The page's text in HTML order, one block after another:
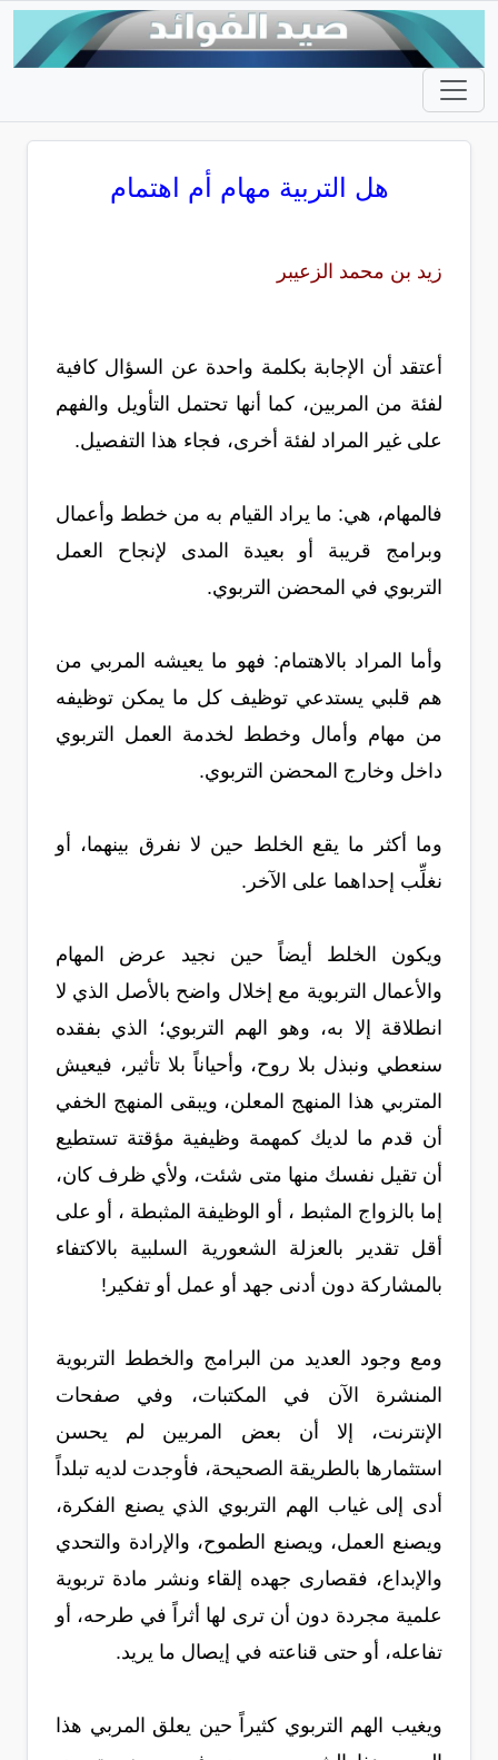
هل التربية مهام أم اهتمام
زيد بن محمد الزعيبر
أعتقد أن الإجابة بكلمة واحدة عن السؤال كافية
لفئة من المربين، كما أنها تحتمل التأويل والفهم
على غير المراد لفئة أخرى، فجاء هذا التفصيل.
فالمهام، هي: ما يراد القيام به من خطط وأعمال
وبرامج قريبة أو بعيدة المدى لإنجاح العمل
التربوي في المحضن التربوي.
وأما المراد بالاهتمام: فهو ما يعيشه المربي من
هم قلبي يستدعي توظيف كل ما يمكن توظيفه
من مهام وأمال وخطط لخدمة العمل التربوي
داخل وخارج المحضن التربوي.
وما أكثر ما يقع الخلط حين لا نفرق بينهما، أو
نغلِّب إحداهما على الآخر.
ويكون الخلط أيضاً حين نجيد عرض المهام
والأعمال التربوية مع إخلال واضح بالأصل الذي لا
انطلاقة إلا به، وهو الهم التربوي؛ الذي بفقده
سنعطي ونبذل بلا روح، وأحياناً بلا تأثير، فيعيش
المتربي هذا المنهج المعلن، ويبقى المنهج الخفي
أن قدم ما لديك كمهمة وظيفية مؤقتة تستطيع
أن تقيل نفسك منها متى شئت، ولأي ظرف كان،
إما بالزواج المثبط ، أو الوظيفة المثبطة ، أو على
أقل تقدير بالعزلة الشعورية السلبية بالاكتفاء
بالمشاركة دون أدنى جهد أو عمل أو تفكير!
ومع وجود العديد من البرامج والخطط التربوية
المنشرة الآن في المكتبات، وفي صفحات
الإنترنت، إلا أن بعض المربين لم يحسن
استثمارها بالطريقة الصحيحة، فأوجدت لديه تبلداً
أدى إلى غياب الهم التربوي الذي يصنع الفكرة،
ويصنع العمل، ويصنع الطموح، والإرادة والتحدي
والإبداع، فقصارى جهده إلقاء ونشر مادة تربوية
علمية مجردة دون أن ترى لها أثراً في طرحه، أو
تفاعله، أو حتى قناعته في إيصال ما يريد.
ويغيب الهم التربوي كثيراً حين يعلق المربي هذا